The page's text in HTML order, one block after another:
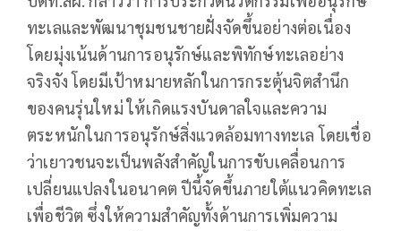
ทะเลและพัฒนาชุมชนชายฝั่งจัดขึ้นอย่างต่อเนื่อง
โดยมุ่งเน้นด้านการอนุรักษ์และพิทักษ์ทะเลอย่าง
จริงจัง โดยมีเป้าหมายหลักในการกระตุ้นจิตสำนึก
ของคนรุ่นใหม่ ให้เกิดแรงบันดาลใจและความ
ตระหนักในการอนุรักษ์สิ่งแวดล้อมทางทะเล โดยเชื่อ
ว่าเยาวชนจะเป็นพลังสำคัญในการขับเคลื่อนการ
เปลี่ยนแปลงในอนาคต ปีนี้จัดขึ้นภายใต้แนวคิดทะเล
เพื่อชีวิต ซึ่งให้ความสำคัญทั้งด้านการเพิ่มความ